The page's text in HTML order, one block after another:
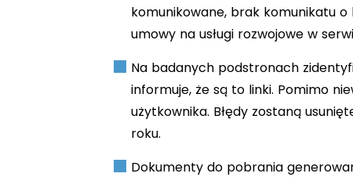
komunikowane, brak komunikatu o
umowy na usługi rozwojowe w
Na badanych podstronach
informuje, że są to linki. Pomimo
użytkownika. Błędy zostaną
roku.
Dokumenty do pobrania